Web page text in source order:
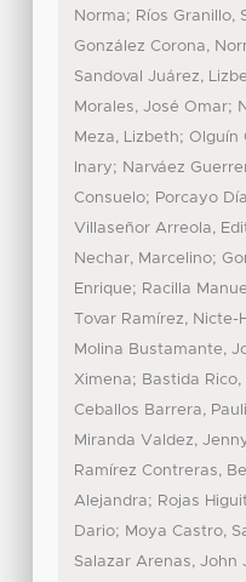
Norma; Ríos Granillo,
González Corona,
Sandoval Juárez,
Morales, José Omar;
Meza, Lizbeth; Olguín
Inary; Narváez
Consuelo; Porcayo
Villaseñor Arreola,
Nechar, Marcelino;
Enrique; Racilla
Tovar Ramírez, Nicte-
Molina Bustamante,
Ximena; Bastida
Ceballos Barrera,
Miranda Valdez,
Ramírez Contreras,
Alejandra; Rojas
Dario; Moya Castro,
Salazar Arenas, John